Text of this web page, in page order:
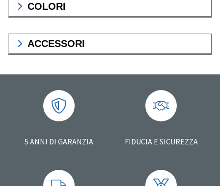
COLORI
ACCESSORI
5 ANNI DI GARANZIA FIDUCIA E SICUREZZA